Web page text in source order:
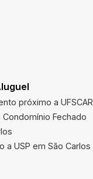
próximo a UFSCAR
Condomínio Fechado
a USP em São Carlos